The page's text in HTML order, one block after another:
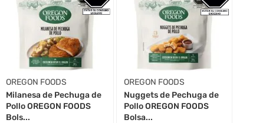
OREGON FOODS
Milanesa de Pechuga de
Pollo OREGON FOODS
Bols...
OREGON FOODS
Nuggets de Pechuga de
Pollo OREGON FOODS
Bolsa...